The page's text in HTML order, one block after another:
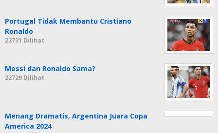
Portugal Tidak Membantu Cristiano
Ronaldo
22731 Dilihat
Messi dan Ronaldo Sama?
22729 Dilihat
Menang Dramatis, Argentina Juara Copa
America 2024